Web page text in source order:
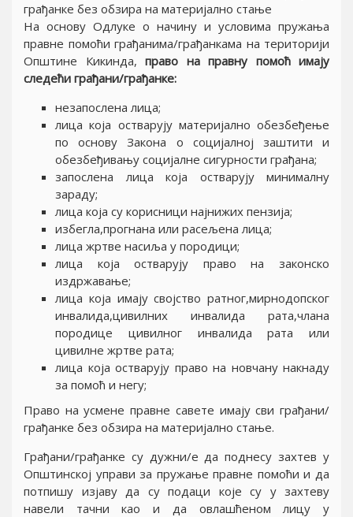
грађанке без обзира на материјално стање
На основу Одлуке о начину и условима пружања
правне помоћи грађанима/грађанкама на територији
Општине Кикинда, право на правну помоћ имају
следећи грађани/грађанке:
незапослена лица;
лица која остварују материјално обезбеђење
по основу Закона о социјалној заштити и
обезбеђивању социјалне сигурности грађана;
запослена лица која остварују минималну
зараду;
лица која су корисници најнижих пензија;
избегла,прогнана или расељена лица;
лица жртве насиља у породици;
лица која остварују право на законско
издржавање;
лица која имају својство ратног,мирнодопског
инвалида,цивилних инвалида рата,члана
породице цивилног инвалида рата или
цивилне жртве рата;
лица која остварују право на новчану накнаду
за помоћ и негу;
Право на усмене правне савете имају сви грађани/
грађанке без обзира на материјално стање.
Грађани/грађанке су дужни/е да поднесу захтев у
Општинској управи за пружање правне помоћи и да
потпишу изјаву да су подаци које су у захтеву
навели тачни као и да овлашћеном лицу у